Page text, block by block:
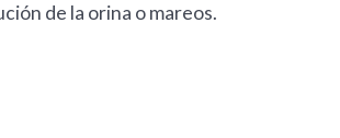
de la orina o mareos.